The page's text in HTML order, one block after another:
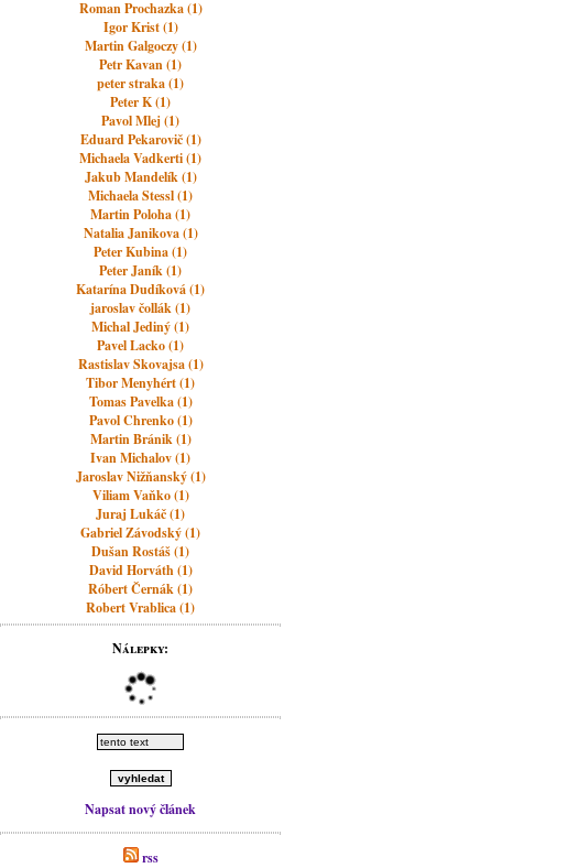
Roman Prochazka (1)
Igor Krist (1)
Martin Galgoczy (1)
Petr Kavan (1)
peter straka (1)
Peter K (1)
Pavol Mlej (1)
Eduard Pekarovič (1)
Michaela Vadkerti (1)
Jakub Mandelík (1)
Michaela Stessl (1)
Martin Poloha (1)
Natalia Janikova (1)
Peter Kubina (1)
Peter Janík (1)
Katarína Dudíková (1)
jaroslav čollák (1)
Michal Jediný (1)
Pavel Lacko (1)
Rastislav Skovajsa (1)
Tibor Menyhért (1)
Tomas Pavelka (1)
Pavol Chrenko (1)
Martin Bránik (1)
Ivan Michalov (1)
Jaroslav Nižňanský (1)
Viliam Vaňko (1)
Juraj Lukáč (1)
Gabriel Závodský (1)
Dušan Rostáš (1)
David Horváth (1)
Róbert Černák (1)
Robert Vrablica (1)
Nálepky:
Napsat nový článek
rss